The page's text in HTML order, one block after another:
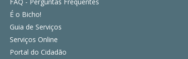
É o Bicho!
Guia de Serviços
Serviços Online
Portal do Cidadão